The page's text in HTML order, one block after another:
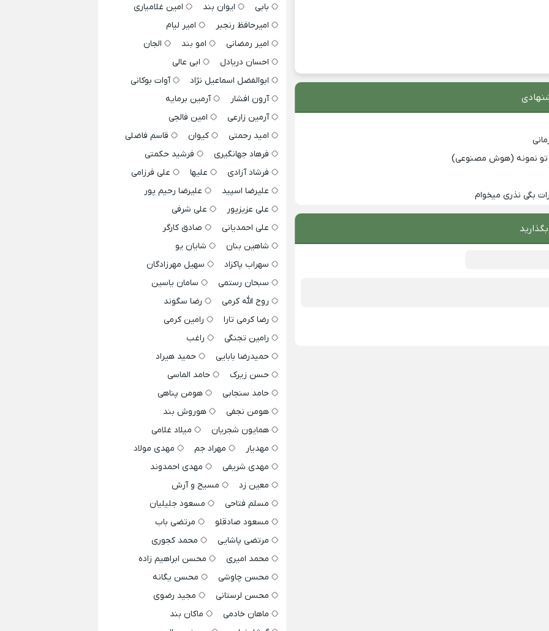
تو نمونه (هوش مصنوعی)
بگی نذری میخوام
بابی
ایوان بند
امین غلامیاری
امیرحافظ رنجبر
امیر لیام
امیر رمضانی
امو بند
الجان
احسان دریادل
ابی عالی
ابوالفضل اسماعیل نژاد
آوات بوکانی
آرون افشار
آرمین برمایه
آرمین زارعی
امین فالجی
امید رحمتی
کیوان
قاسم فاضلی
فرهاد جهانگیری
فرشید حکمتی
فرشاد آزادی
علیها
علی فرزامی
علیرضا اسپید
علیرضا رحیم پور
علی عزیزپور
علی شرفی
علی احمدیانی
صادق کارگر
شاهین بنان
شایان یو
سهراب پاکزاد
سهیل مهرزادگان
سبحان رستمی
سامان یاسین
روح الله کرمی
رضا سگوند
رضا کرمی تارا
رامین کرمی
رامین تجنگی
راغب
حمیدرضا بابایی
حمید هیراد
حسن زیرک
حامد الماسی
حامد سنجابی
هومن پناهی
هومن نجفی
هوروش بند
همایون شجریان
میلاد غلامی
مهدیار
مهراد جم
مهدی مولاد
مهدی شریفی
مهدی احمدوند
معین زد
مسیح و آرش
مسلم فتاحی
مسعود جلیلیان
مسعود صادقلو
مرتضی باب
مرتضی پاشایی
محمد کجوری
محمد امیری
محسن ابراهیم زاده
محسن چاوشی
محسن یگانه
محسن لرستانی
مجید رضوی
ماهان خادمی
ماکان بند